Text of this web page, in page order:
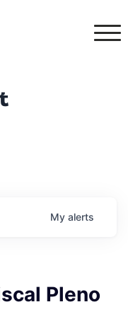
My alerts
Pleno